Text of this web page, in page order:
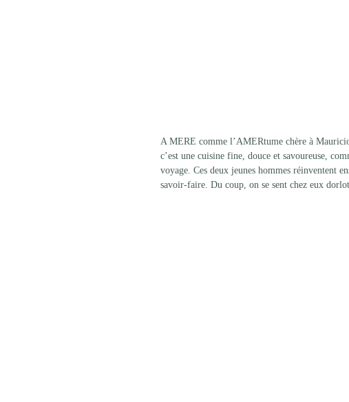
A MERE comme l’AMERtume chère à
c’est une cuisine fine, douce et savoureuse,
voyage. Ces deux jeunes hommes réinventent
savoir-faire. Du coup, on se sent chez eux